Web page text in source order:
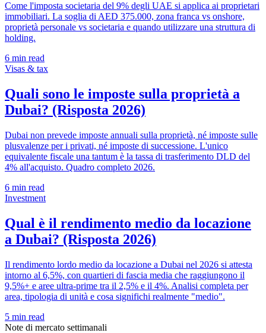
Come l'imposta societaria del 9% degli UAE si applica ai proprietari
immobiliari. La soglia di AED 375.000, zona franca vs onshore,
proprietà personale vs societaria e quando utilizzare una struttura di
holding.
6 min read
Visas & tax
Quali sono le imposte sulla proprietà a
Dubai? (Risposta 2026)
Dubai non prevede imposte annuali sulla proprietà, né imposte sulle
plusvalenze per i privati, né imposte di successione. L'unico
equivalente fiscale una tantum è la tassa di trasferimento DLD del
4% all'acquisto. Quadro completo 2026.
6 min read
Investment
Qual è il rendimento medio da locazione
a Dubai? (Risposta 2026)
Il rendimento lordo medio da locazione a Dubai nel 2026 si attesta
intorno al 6,5%, con quartieri di fascia media che raggiungono il
9,5%+ e aree ultra-prime tra il 2,5% e il 4%. Analisi completa per
area, tipologia di unità e cosa significhi realmente "medio".
5 min read
Note di mercato settimanali